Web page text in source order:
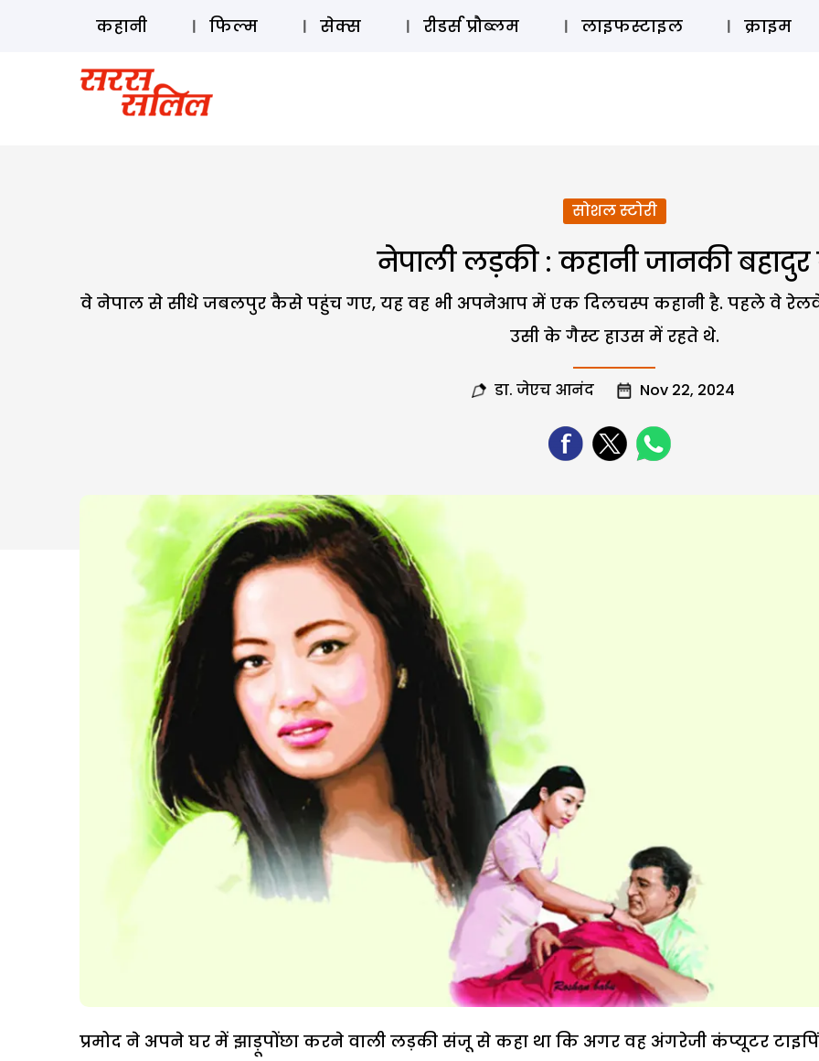
ऑडियो
कहानी फिल्म सेक्स रीडर्स प्रौब्लम लाइफस्टाइल क्राइम
सोशल स्टोरी
नेपाली लड़की : कहानी जानकी
वे नेपाल से सीधे जबलपुर कैसे पहुंच गए, यह वह भी अपनेआप में एक दिलचस्प कहानी है. पहले वे
उसी के गैस्ट हाउस में रहते थे.
डा. जेएच आनंद Nov 22, 2024
प्रमोद ने अपने घर में झाड़ूपोंछा करने वाली लड़की संजू से कहा था कि अगर वह अंगरेजी कंप्यूटर